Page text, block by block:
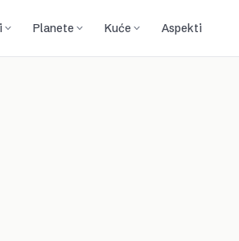
Planete Kuće Aspekti